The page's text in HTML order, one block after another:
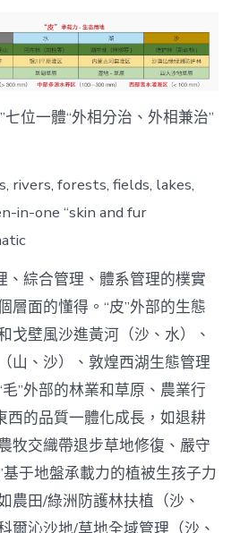
位一體“外相分治、外相兼治”
rivers, forests, fields, lakes,
in-one “skin and fur
、綜合管理、體系管理的樸實
層面的懂得。“皮”外部的生態
戈壁風沙進黃河（沙、水）、
山、沙）、敦煌西湖生態管理
毛”外部的林業和草原、農業行
西的品質一體化成長，如退耕
牧交織帶退步草地修復、嚴守
基于地盤承載力的植被生孩子力
農田/綠洲防護林扶植（沙、
爾沁沙地/草地全域管理（沙、